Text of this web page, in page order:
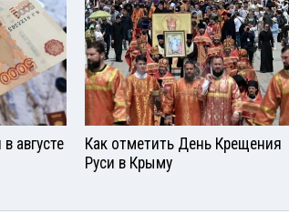
августе
Как отметить День Крещения
Руси в Крыму